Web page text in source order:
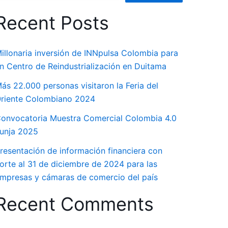
Posts
inversión de INNpulsa Colombia para
Centro de Reindustrialización en Duitama
22.000 personas visitaron la Feria del
Colombiano 2024
Muestra Comercial Colombia 4.0
2025
de información financiera con
al 31 de diciembre de 2024 para las
y cámaras de comercio del país
Comments